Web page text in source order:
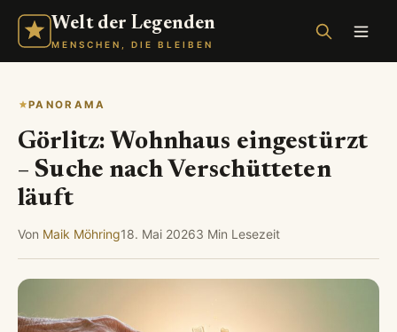
Welt der Legenden
MENSCHEN, DIE BLEIBEN
PANORAMA
Görlitz: Wohnhaus eingestürzt
– Suche nach Verschütteten
läuft
Von Maik Möhring18. Mai 20263 Min Lesezeit